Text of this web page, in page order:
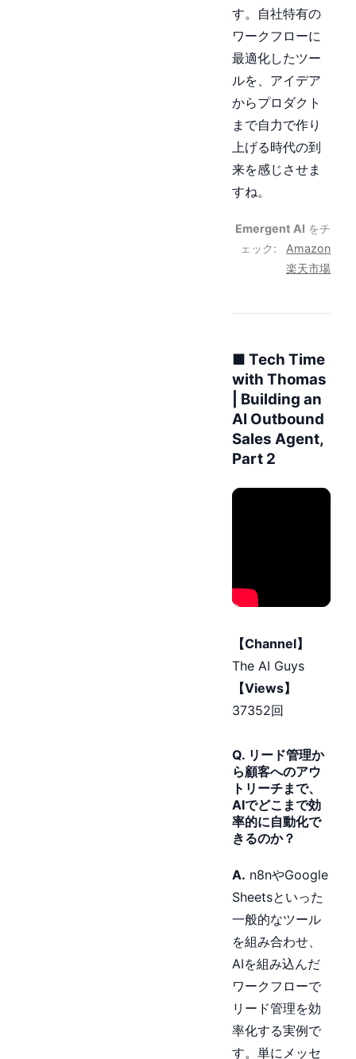
す。自社特有の
ワークフローに
最適化したツー
ルを、アイデア
からプロダクト
まで自力で作り
上げる時代の到
来を感じさせま
すね。
Emergent AI をチ
ェック:
Amazon
楽天市場
■ Tech Time
with Thomas
| Building an
AI Outbound
Sales Agent,
Part 2
【Channel】
The AI Guys
【Views】
37352回
Q. リード管理か
ら顧客へのアウ
トリーチまで、
AIでどこまで効
率的に自動化で
きるのか？
A. n8nやGoogle
Sheetsといった
一般的なツール
を組み合わせ、
AIを組み込んだ
ワークフローで
リード管理を効
率化する実例で
す。単にメッセ